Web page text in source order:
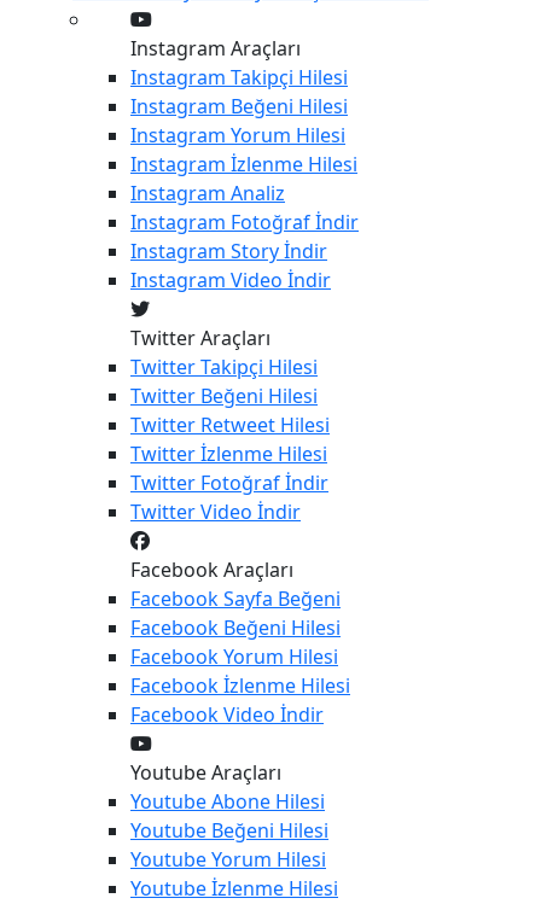
Instagram Araçları
Instagram Takipçi Hilesi
Instagram Beğeni Hilesi
Instagram Yorum Hilesi
Instagram İzlenme Hilesi
Instagram Analiz
Instagram Fotoğraf İndir
Instagram Story İndir
Instagram Video İndir
Twitter Araçları
TwitterTakipçi Hilesi
Twitter Beğeni Hilesi
Twitter Retweet Hilesi
Twitterİzlenme Hilesi
Twitter Fotoğraf İndir
TwitterVideo İndir
Facebook Araçları
FacebookSayfa Beğeni
Facebook Beğeni Hilesi
FacebookYorum Hilesi
Facebookİzlenme Hilesi
FacebookVideo İndir
Youtube Araçları
YoutubeAbone Hilesi
Youtube Beğeni Hilesi
YoutubeYorum Hilesi
Youtubeİzlenme Hilesi